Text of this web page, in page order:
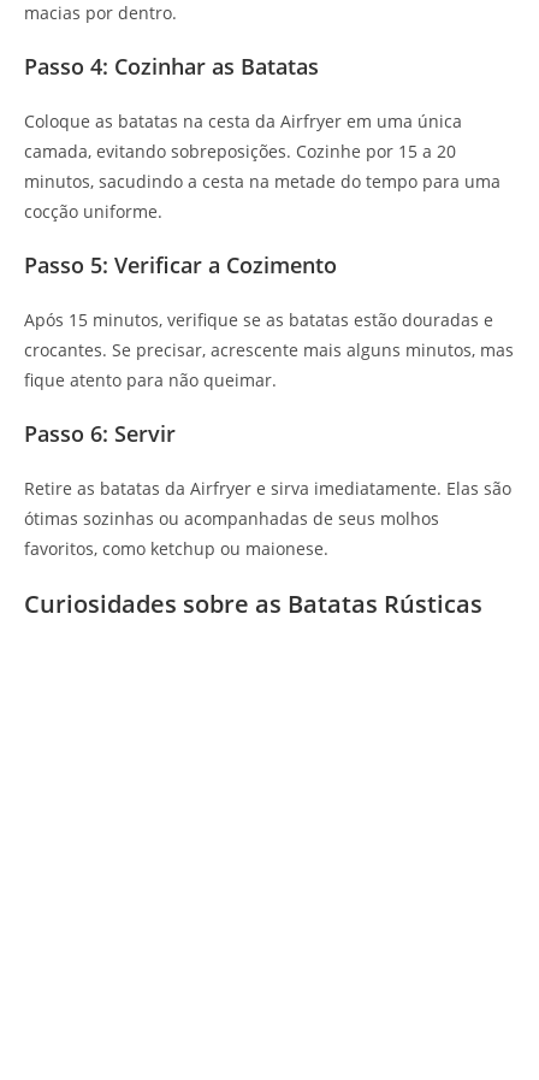
macias por dentro.
Passo 4: Cozinhar as Batatas
Coloque as batatas na cesta da Airfryer em uma única
camada, evitando sobreposições. Cozinhe por 15 a 20
minutos, sacudindo a cesta na metade do tempo para uma
cocção uniforme.
Passo 5: Verificar a Cozimento
Após 15 minutos, verifique se as batatas estão douradas e
crocantes. Se precisar, acrescente mais alguns minutos, mas
fique atento para não queimar.
Passo 6: Servir
Retire as batatas da Airfryer e sirva imediatamente. Elas são
ótimas sozinhas ou acompanhadas de seus molhos
favoritos, como ketchup ou maionese.
Curiosidades sobre as Batatas Rústicas